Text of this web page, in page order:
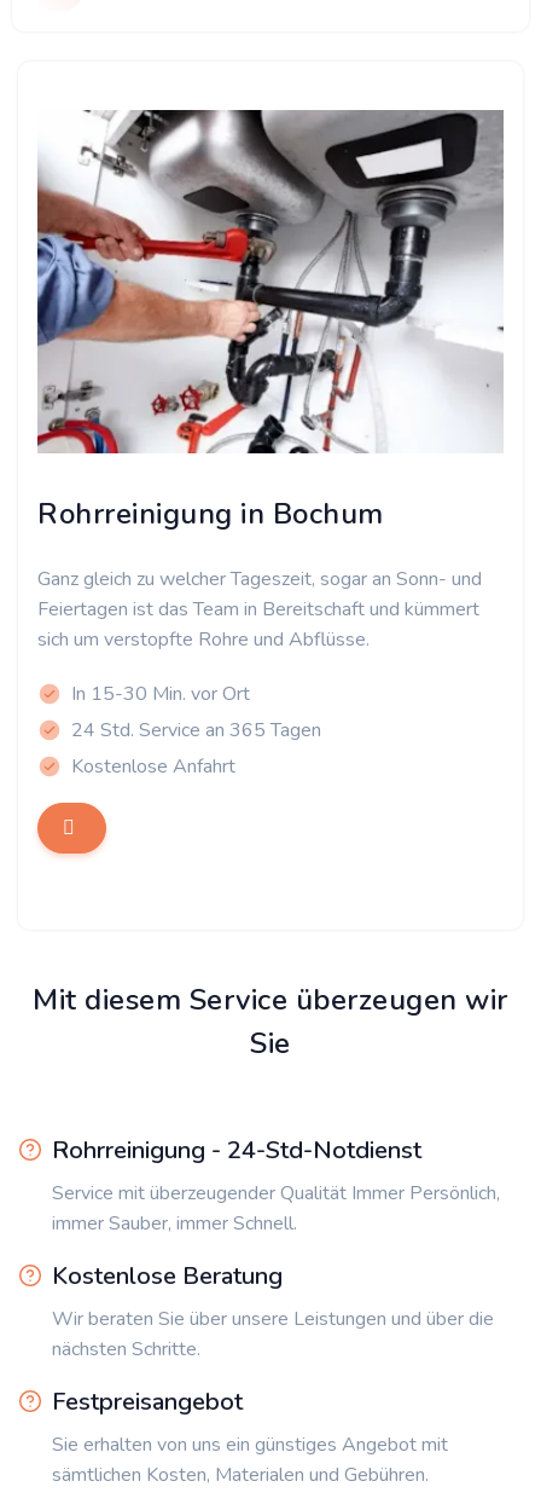
Rohrreinigung in Bochum
Ganz gleich zu welcher Tageszeit, sogar an Sonn- und
Feiertagen ist das Team in Bereitschaft und kümmert
sich um verstopfte Rohre und Abflüsse.
In 15-30 Min. vor Ort
24 Std. Service an 365 Tagen
Kostenlose Anfahrt
Mit diesem Service überzeugen wir
Sie
Rohrreinigung - 24-Std-Notdienst
Service mit überzeugender Qualität Immer Persönlich,
immer Sauber, immer Schnell.
Kostenlose Beratung
Wir beraten Sie über unsere Leistungen und über die
nächsten Schritte.
Festpreisangebot
Sie erhalten von uns ein günstiges Angebot mit
sämtlichen Kosten, Materialen und Gebühren.